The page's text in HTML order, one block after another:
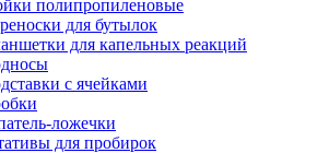
полипропиленовые
для бутылок
для капельных реакций
с ячейками
ложечки
для пробирок